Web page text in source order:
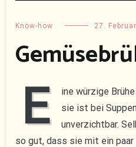
Know-how 27.
E
ine würzige
sie ist bei
unverzichtbar.
so gut, dass sie mit ein paar